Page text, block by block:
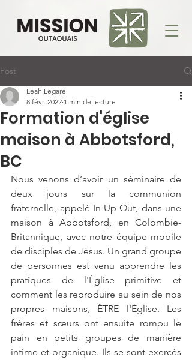
Post
Formation d'église
maison à Abbotsford,
BC
Leah Legare
8 févr. 2022 1 min de lecture
Nous venons d’avoir un séminaire de
deux jours sur la communion
fraternelle, appelé In-Up-Out, dans une
maison à Abbotsford, en Colombie-
Britannique, avec notre équipe mobile
de disciples de Jésus. Un grand groupe
de personnes est venu apprendre les
pratiques de l'Église primitive et
comment les reproduire au sein de nos
propres maisons, ÊTRE l'Église. Les
frères et sœurs ont ensuite rompu le
pain en petits groupes de manière
intime et organique. Ils se sont exercés